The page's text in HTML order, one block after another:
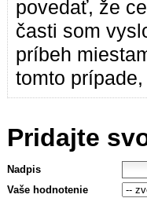
povedať, že
časti som
príbeh
tomto
Pridajte
Nadpis
Vaše hodnotenie